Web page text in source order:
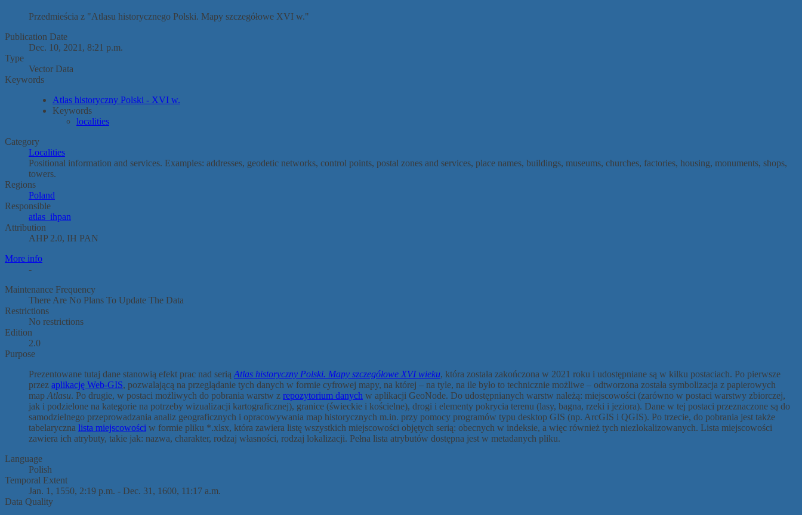
Przedmieścia z "Atlasu historycznego Polski. Mapy szczegółowe XVI w."
Publication Date
Dec. 10, 2021, 8:21 p.m.
Type
Vector Data
Keywords
Atlas historyczny Polski - XVI w.
Keywords
localities
Category
Localities
Positional information and services. Examples: addresses, geodetic networks, control points, postal zones and services, place names, buildings, museums, churches, factories, housing, monuments, shops,
towers.
Regions
Poland
Responsible
atlas_ihpan
Attribution
AHP 2.0, IH PAN
More info
-
Maintenance Frequency
There Are No Plans To Update The Data
Restrictions
No restrictions
Edition
2.0
Purpose
Prezentowane tutaj dane stanowią efekt prac nad serią Atlas historyczny Polski. Mapy szczegółowe XVI wieku, która została zakończona w 2021 roku i udostępniane są w kilku postaciach. Po pierwsze
przez aplikację Web-GIS, pozwalającą na przeglądanie tych danych w formie cyfrowej mapy, na której – na tyle, na ile było to technicznie możliwe – odtworzona została symbolizacja z papierowych
map Atlasu. Po drugie, w postaci możliwych do pobrania warstw z repozytorium danych w aplikacji GeoNode. Do udostępnianych warstw należą: miejscowości (zarówno w postaci warstwy zbiorczej,
jak i podzielone na kategorie na potrzeby wizualizacji kartograficznej), granice (świeckie i kościelne), drogi i elementy pokrycia terenu (lasy, bagna, rzeki i jeziora). Dane w tej postaci przeznaczone są do
samodzielnego przeprowadzania analiz geograficznych i opracowywania map historycznych m.in. przy pomocy programów typu desktop GIS (np. ArcGIS i QGIS). Po trzecie, do pobrania jest także
tabelaryczna lista miejscowości w formie pliku *.xlsx, która zawiera listę wszystkich miejscowości objętych serią: obecnych w indeksie, a więc również tych niezlokalizowanych. Lista miejscowości
zawiera ich atrybuty, takie jak: nazwa, charakter, rodzaj własności, rodzaj lokalizacji. Pełna lista atrybutów dostępna jest w metadanych pliku.
Language
Polish
Temporal Extent
Jan. 1, 1550, 2:19 p.m. - Dec. 31, 1600, 11:17 a.m.
Data Quality